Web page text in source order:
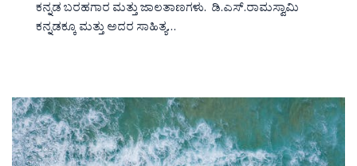
ಕನ್ನಡ ಬರಹಗಾರ ಮತ್ತು ಜಾಲತಾಣಗಳು. ಡಿ.ಎಸ್.ರಾಮಸ್ವಾಮಿ
ಕನ್ನಡಕ್ಕೂ ಮತ್ತು ಅದರ ಸಾಹಿತ್ಯ…